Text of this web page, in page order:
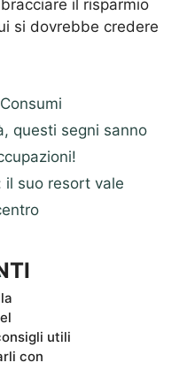
il risparmio
si dovrebbe credere
questi segni sanno
il suo resort vale
utili
con